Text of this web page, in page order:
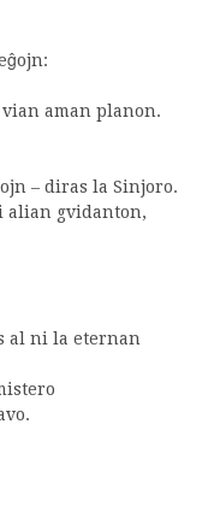
aman planon.
– diras la Sinjoro.
alian gvidanton,
al ni la eternan